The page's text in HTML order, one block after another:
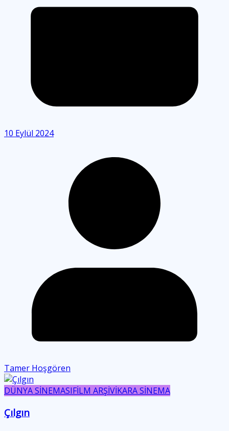
10 Eylül 2024
Tamer Hoşgören
DÜNYA SİNEMASIFİLM ARŞİVİKARA SİNEMA
Çılgın